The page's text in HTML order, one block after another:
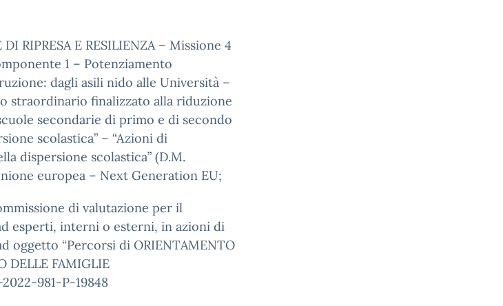
RIPRESA E RESILIENZA – Missione 4
1 – Potenziamento
dagli asili nido alle Università –
straordinario finalizzato alla riduzione
secondarie di primo e di secondo
scolastica” – “Azioni di
dispersione scolastica” (D.M.
europea – Next Generation EU;
di valutazione per il
esperti, interni o esterni, in azioni di
oggetto “Percorsi di ORIENTAMENTO
DELLE FAMIGLIE
981-P-19848